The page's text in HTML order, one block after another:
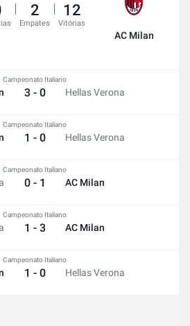
2
Empates
12
Vitórias
AC Milan
Campeonato Italiano
3 - 0 Hellas Verona
Campeonato Italiano
1 - 0 Hellas Verona
Campeonato Italiano
0 - 1 AC Milan
Campeonato Italiano
1 - 3 AC Milan
Campeonato Italiano
1 - 0 Hellas Verona